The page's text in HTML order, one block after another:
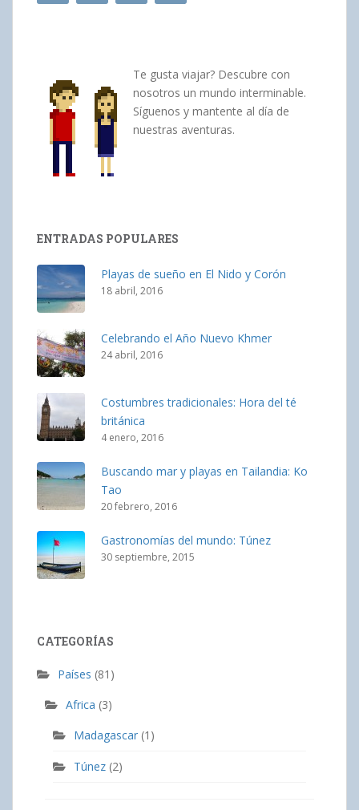
Te gusta viajar? Descubre con
nosotros un mundo interminable.
Síguenos y mantente al día de
nuestras aventuras.
ENTRADAS POPULARES
Playas de sueño en El Nido y Corón
18 abril, 2016
Celebrando el Año Nuevo Khmer
24 abril, 2016
Costumbres tradicionales: Hora del té
británica
4 enero, 2016
Buscando mar y playas en Tailandia: Ko
Tao
20 febrero, 2016
Gastronomías del mundo: Túnez
30 septiembre, 2015
CATEGORÍAS
Países (81)
Africa (3)
Madagascar (1)
Túnez (2)